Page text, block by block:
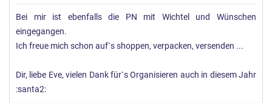
Bei mir ist ebenfalls die PN mit Wichtel und Wünschen
eingegangen.
Ich freue mich schon auf`s shoppen, verpacken, versenden ...
Dir, liebe Eve, vielen Dank für`s Organisieren auch in diesem Jahr
:santa2: